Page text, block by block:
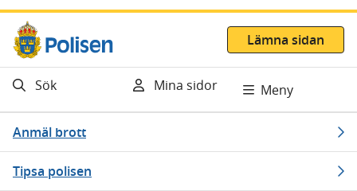
Gå direkt till innehåll
Lämna sidan
Sök Mina sidor Meny
Anmäl brott
Tipsa polisen